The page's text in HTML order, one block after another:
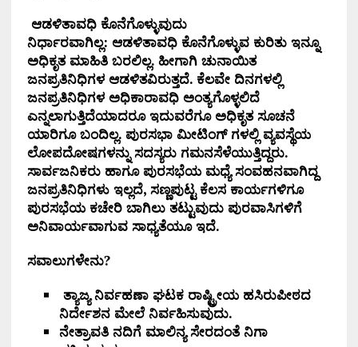
ಆಡಳಿತಾವಧಿ ಕೊನೆಗೊಳ್ಳುವುದು
ನಿರ್ಧಾರವಾಗಿಲ್ಲ: ಆಡಳಿತಾವಧಿ ಕೊನೆಗೊಳ್ಳುವ ಕುರಿತು ಇನ್ನೂ
ಅಧಿಕೃತ ಮಾಹಿತಿ ಬರಲಿಲ್ಲ. ಹೀಗಾಗಿ ಚುನಾಯಿತ
ಜನಪ್ರತಿನಿಧಿಗಳ ಆಡಳಿತವಿರುತ್ತದೆ. ಕೆಲವೇ ದಿನಗಳಲ್ಲಿ
ಜನಪ್ರತಿನಿಧಿಗಳ ಅಧಿಕಾರಾವಧಿ ಅಂತ್ಯಗೊಳ್ಳಲಿದೆ
ಎನ್ನಲಾಗುತ್ತಿದೆಯಾದರೂ ಇದುವರೆಗೂ ಅಧಿಕೃತ ಸೂಚನೆ
ಯಾರಿಗೂ ಬಂದಿಲ್ಲ. ಪುರಸಭಾ ಮೀಟಿಂಗ್ ಗಳಲ್ಲಿ ವ್ಯವಸ್ಥೆಯ
ಲೋಪದೋಷಗಳನ್ನು ಸದಸ್ಯರು ಗಮನಸೆಳೆಯುತ್ತಿದ್ದರು.
ಸಾರ್ವಜನಿಕರು ಹಾಗೂ ಪುರಸಭೆಯ ಮಧ್ಯೆ ಸಂವಹನವಾಗಿದ್ದ
ಜನಪ್ರತಿನಿಧಿಗಳು ಇಲ್ಲದೆ, ಸಣ್ಣಪುಟ್ಟ ಕೆಲಸ ಕಾರ್ಯಗಳಿಗೂ
ಪುರಸಭೆಯ ಕಚೇರಿ ಬಾಗಿಲು ತಟ್ಟುವುದು ಪುರವಾಸಿಗಳಿಗೆ
ಅನಿವಾರ್ಯವಾಗುವ ಸಾಧ್ಯತೆಯೂ ಇದೆ.
ಸವಾಲುಗಳೇನು?
ತ್ಯಾಜ್ಯ ನಿರ್ವಹಣಾ ಘಟಕ ರಾಷ್ಟ್ರೀಯ ಹಸಿರುಪೀಠದ
ನಿರ್ದೇಶನ ಮೇಲೆ ನಿರ್ವಹಿಸುವುದು.
ನೇತ್ರಾವತಿ ನದಿಗೆ ಮಾಲಿನ್ಯ ಸೇರದಂತೆ ನಿಗಾ